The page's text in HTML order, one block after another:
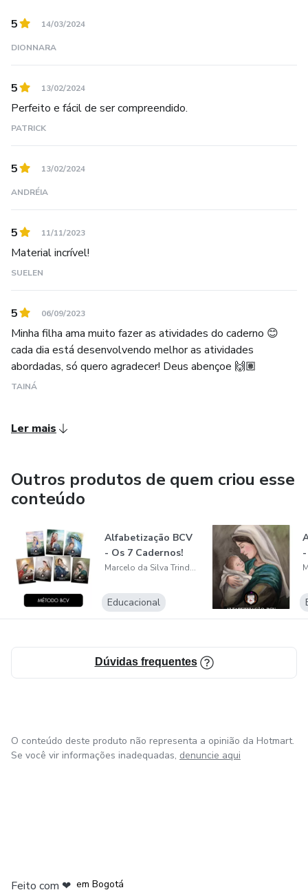
5 14/03/2024
DIONNARA
5 13/02/2024
Perfeito e fácil de ser compreendido.
PATRICK
5 13/02/2024
ANDRÉIA
5 11/11/2023
Material incrível!
SUELEN
5 06/09/2023
Minha filha ama muito fazer as atividades do caderno 😊
cada dia está desenvolvendo melhor as atividades
abordadas, só quero agradecer! Deus abençoe 🙌🏽
TAINÁ
Ler mais
Outros produtos de quem criou esse
conteúdo
Alfabetização BCV
- Os 7 Cadernos!
Marcelo da Silva Trindade
Educacional
Dúvidas frequentes
O conteúdo deste produto não representa a opinião da Hotmart.
Se você vir informações inadequadas, denuncie aqui
Feito com ❤ em Bogotá